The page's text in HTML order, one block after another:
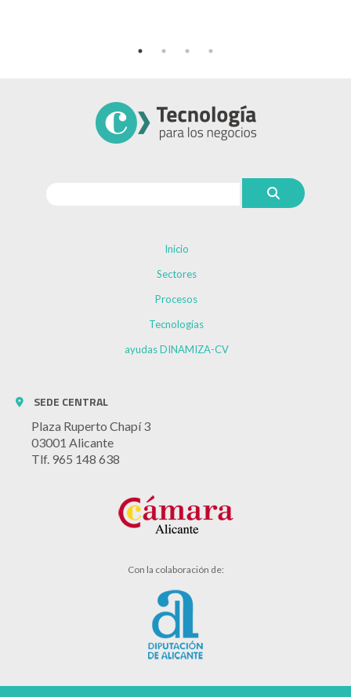
Inicio
Sectores
Procesos
Tecnologías
ayudas DINAMIZA-CV
SEDE CENTRAL
Plaza Ruperto Chapí 3
03001 Alicante
Tlf. 965 148 638
Con la colaboración de: